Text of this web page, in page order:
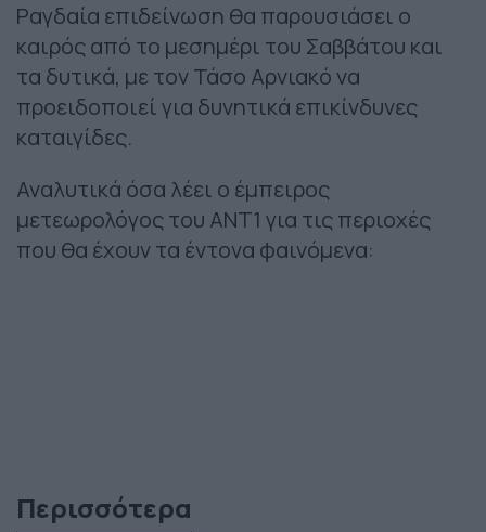
Ραγδαία επιδείνωση θα παρουσιάσει ο
καιρός από το μεσημέρι του Σαββάτου και
τα δυτικά, με τον Τάσο Αρνιακό να
προειδοποιεί για δυνητικά επικίνδυνες
καταιγίδες.
Αναλυτικά όσα λέει ο έμπειρος
μετεωρολόγος του ΑΝΤ1 για τις περιοχές
που θα έχουν τα έντονα φαινόμενα:
Περισσότερα